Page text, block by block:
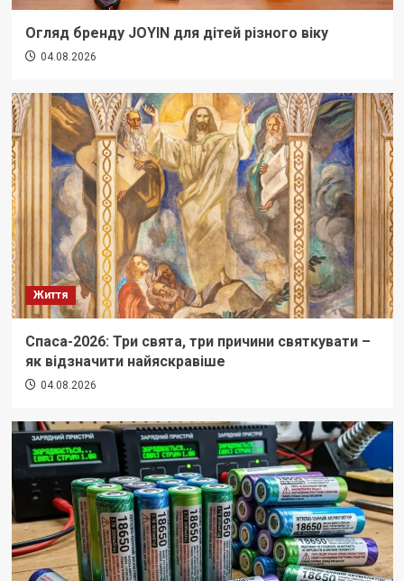
Огляд бренду JOYIN для дітей різного віку
04.08.2026
Життя
Спаса-2026: Три свята, три причини святкувати –
як відзначити найяскравіше
04.08.2026